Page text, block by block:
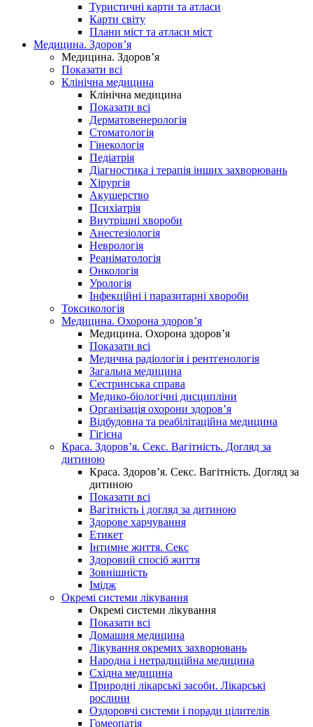
Туристичні карти та атласи
Карти світу
Плани міст та атласи міст
Медицина. Здоров’я
Медицина. Здоров’я
Показати всі
Клінічна медицина
Клінічна медицина
Показати всі
Дерматовенерологія
Стоматологія
Гінекологія
Педіатрія
Діагностика і терапія інших захворювань
Хірургія
Акушерство
Психіатрія
Внутрішні хвороби
Анестезіологія
Неврологія
Реаніматологія
Онкологія
Урологія
Інфекційні і паразитарні хвороби
Токсикологія
Медицина. Охорона здоров’я
Медицина. Охорона здоров’я
Показати всі
Медична радіологія і рентгенологія
Загальна медицина
Сестринська справа
Медико-біологічні дисципліни
Організація охорони здоров’я
Відбудовна та реабілітаційна медицина
Гігієна
Краса. Здоров’я. Секс. Вагітність. Догляд за
дитиною
Краса. Здоров’я. Секс. Вагітність. Догляд за
дитиною
Показати всі
Вагітність і догляд за дитиною
Здорове харчування
Етикет
Інтимне життя. Секс
Здоровий спосіб життя
Зовнішність
Імідж
Окремі системи лікування
Окремі системи лікування
Показати всі
Домашня медицина
Лікування окремих захворювань
Народна і нетрадиційна медицина
Східна медицина
Природні лікарські засоби. Лікарські
рослини
Оздоровчі системи і поради цілителів
Гомеопатія